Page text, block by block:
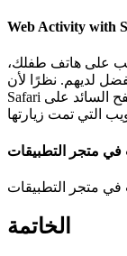
Web Activity with
على هاتف طفلك،
لديهم. نظرًا لأن
Safari هو المتصفح السائد على iPhone، يمكنك التحقق من تاريخه
الخاتمة